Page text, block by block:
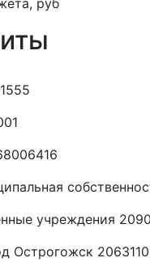
руб
учреждения
Острогожск